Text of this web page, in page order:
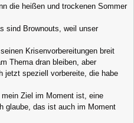
die heißen und trockenen Sommer
sind Brownouts, weil unser
Krisenvorbereitungen breit
Thema dran bleiben, aber
jetzt speziell vorbereite, die habe
Ziel im Moment ist, eine
glaube, das ist auch im Moment